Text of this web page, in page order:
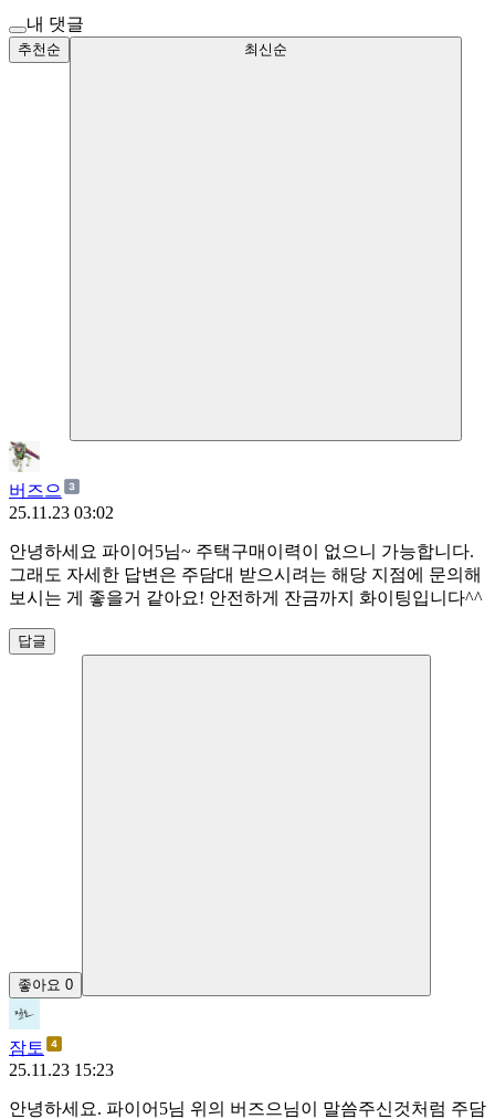
내 댓글
추천순 최신순
버즈으
25.11.23 03:02
안녕하세요 파이어5님~ 주택구매이력이 없으니 가능합니다.
그래도 자세한 답변은 주담대 받으시려는 해당 지점에 문의해
보시는 게 좋을거 같아요! 안전하게 잔금까지 화이팅입니다^^
답글
좋아요 0
잠토
25.11.23 15:23
안녕하세요. 파이어5님 위의 버즈으님이 말씀주신것처럼 주담